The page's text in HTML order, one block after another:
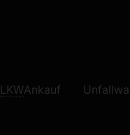
LKWAnkauf